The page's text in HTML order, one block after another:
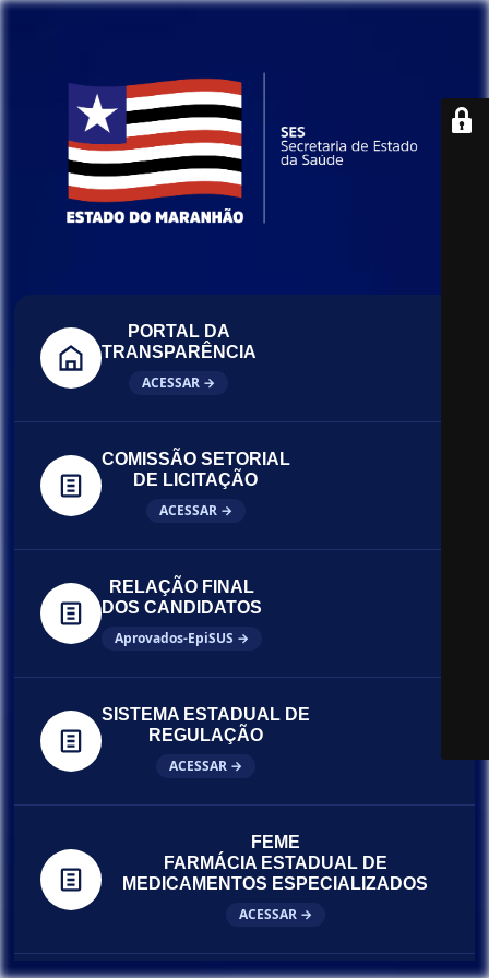
PORTAL DA
TRANSPARÊNCIA
ACESSAR →
COMISSÃO SETORIAL
DE LICITAÇÃO
ACESSAR →
RELAÇÃO FINAL
DOS CANDIDATOS
Aprovados-EpiSUS →
SISTEMA ESTADUAL DE
REGULAÇÃO
ACESSAR →
FEME
FARMÁCIA ESTADUAL DE
MEDICAMENTOS ESPECIALIZADOS
ACESSAR →